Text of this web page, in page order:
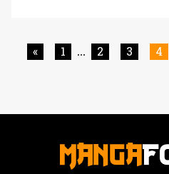
sororpesa la Planet Manga
[']
« 1 ... 2 3 4